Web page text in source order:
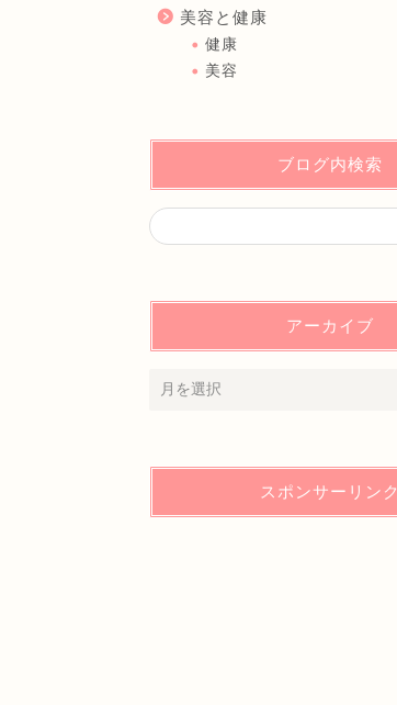
美容と健康
健康
美容
ブログ内検索
アーカイブ
スポンサーリンク